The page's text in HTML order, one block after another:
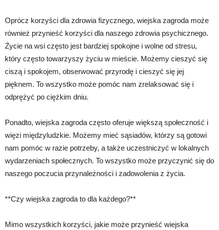
Oprócz korzyści dla zdrowia fizycznego, wiejska zagroda może
również przynieść korzyści dla naszego zdrowia psychicznego.
Życie na wsi często jest bardziej spokojne i wolne od stresu,
który często towarzyszy życiu w mieście. Możemy cieszyć się
ciszą i spokojem, obserwować przyrodę i cieszyć się jej
pięknem. To wszystko może pomóc nam zrelaksować się i
odprężyć po ciężkim dniu.
Ponadto, wiejska zagroda często oferuje większą społeczność i
więzi międzyludzkie. Możemy mieć sąsiadów, którzy są gotowi
nam pomóc w razie potrzeby, a także uczestniczyć w lokalnych
wydarzeniach społecznych. To wszystko może przyczynić się do
naszego poczucia przynależności i zadowolenia z życia.
**Czy wiejska zagroda to dla każdego?**
Mimo wszystkich korzyści, jakie może przynieść wiejska